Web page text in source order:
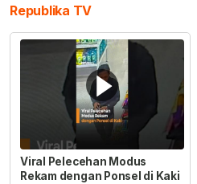
Republika TV
Viral Pelecehan Modus
Rekam dengan Ponsel di Kaki